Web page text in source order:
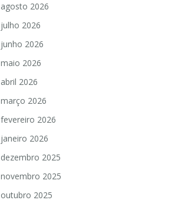
agosto 2026
julho 2026
junho 2026
maio 2026
abril 2026
março 2026
fevereiro 2026
janeiro 2026
dezembro 2025
novembro 2025
outubro 2025